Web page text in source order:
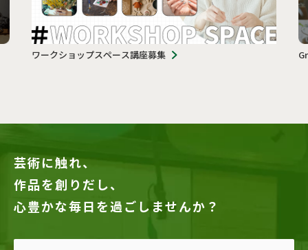
ワークショップスペース講座募集
芸術に触れ、
作品を創りだし、
心豊かな毎日を過ごしませんか？